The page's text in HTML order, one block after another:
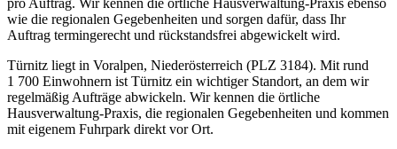
wie die regionalen Gegebenheiten und sorgen dafür, dass Ihr
Auftrag termingerecht und rückstandsfrei abgewickelt wird.
Türnitz liegt in Voralpen, Niederösterreich (PLZ 3184). Mit rund
1 700 Einwohnern ist Türnitz ein wichtiger Standort, an dem wir
regelmäßig Aufträge abwickeln. Wir kennen die örtliche
Hausverwaltung-Praxis, die regionalen Gegebenheiten und kommen
mit eigenem Fuhrpark direkt vor Ort.